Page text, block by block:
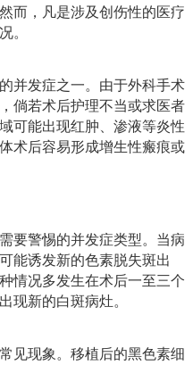
而，凡是涉及创伤性的医疗
。
并发症之一。由于外科手术
倘若术后护理不当或求医者
可能出现红肿、渗液等炎性
术后容易形成增生性瘢痕或
要警惕的并发症类型。当病
能诱发新的色素脱失斑出
情况多发生在术后一至三个
现新的白斑病灶。
见现象。移植后的黑色素细